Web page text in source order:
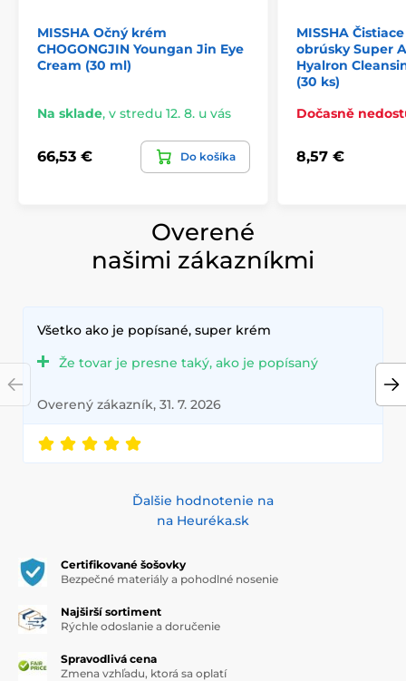
MISSHA Očný krém
CHOGONGJIN Youngan Jin Eye
Cream (30 ml)
Na sklade, v stredu 12. 8. u vás
66,53 € Do košíka
MISSHA
obrúsky Super
Hyalron
(30 ks)
Dočasně
8,57 €
Overené
našimi zákazníkmi
Všetko ako je popísané, super krém
Že tovar je presne taký, ako je popísaný
Overený zákazník, 31. 7. 2026
Ďalšie hodnotenie na
na Heuréka.sk
Certifikované šošovky
Bezpečné materiály a pohodlné nosenie
Najširší sortiment
Rýchle odoslanie a doručenie
Spravodlivá cena
Zmena vzhľadu, ktorá sa oplatí